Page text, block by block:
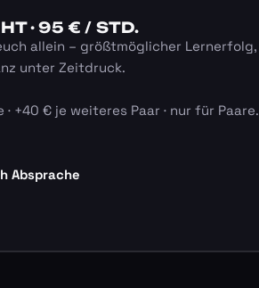
· 95 € / STD.
allein – größtmöglicher Lernerfolg,
unter Zeitdruck.
+40 € je weiteres Paar · nur für Paare.
Absprache